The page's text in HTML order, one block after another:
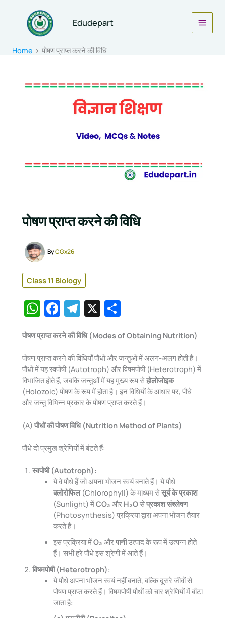
content
Edudepart
Home पोषण प्राप्त करने की विधि
पोषण प्राप्त करने की विधि
ByCGx26
Class 11 Biology
W
at
s
A
p
p
F
c
e
b
o
o
k
T
e
gr
a
m
X
ar
e
पोषण प्राप्त करने की विधि (Modes of Obtaining Nutrition)
पोषण प्राप्त करने की विधियाँ पौधों और जन्तुओं में अलग-अलग होती हैं।
पौधों में यह स्वपोषी (Autotroph) और विषमपोषी (Heterotroph) में
विभाजित होते हैं, जबकि जन्तुओं में यह मुख्य रूप सेहोलोजोइक
(Holozoic) पोषण के रूप में होता है। इन विधियों के आधार पर, पौधे
और जन्तु विभिन्न प्रकार के पोषण प्राप्त करते हैं।
(A) पौधों की पोषण विधि (Nutrition Method of Plants)
पौधे दो प्रमुख श्रेणियों में बंटते हैं:
स्वपोषी (Autotroph):
ये वे पौधे हैं जो अपना भोजन स्वयं बनाते हैं। ये पौधे
क्लोरोफिल(Chlorophyll) के माध्यम सेसूर्य के प्रकाश
(Sunlight) मेंCO₂ और H₂Oसेप्रकाश संश्लेषण
(Photosynthesis) प्रक्रिया द्वारा अपना भोजन तैयार
करते हैं।
इस प्रक्रिया मेंO₂ औरपानीउत्पाद के रूप में उत्पन्न होते
हैं। सभी हरे पौधे इस श्रेणी में आते हैं।
विषमपोषी (Heterotroph):
ये पौधे अपना भोजन स्वयं नहीं बनाते, बल्कि दूसरे जीवों से
पोषण प्राप्त करते हैं। विषमपोषी पौधों को चार श्रेणियों में बाँटा
जाता है: